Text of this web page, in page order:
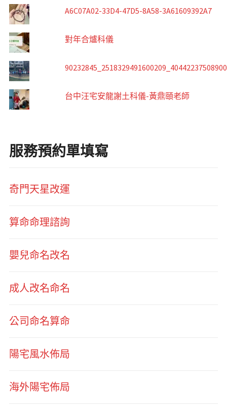
A6C07A02-33D4-47D5-8A58-3A61609392A7
對年合爐科儀
台中汪宅安龍謝土科儀-黃鼎頤老師
服務預約單填寫
奇門天星改運
算命命理諮詢
嬰兒命名改名
成人改名命名
公司命名算命
陽宅風水佈局
海外陽宅佈局